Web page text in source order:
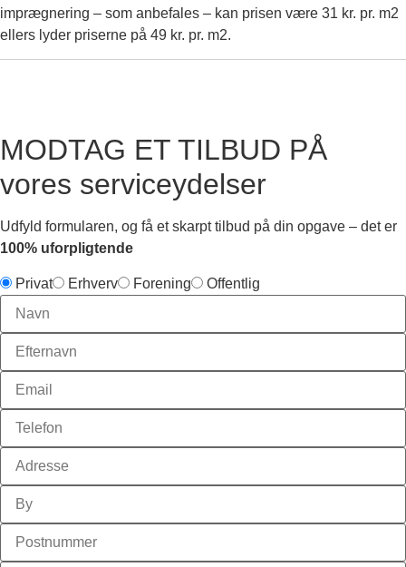
imprægnering – som anbefales – kan prisen være 31 kr. pr. m2
ellers lyder priserne på 49 kr. pr. m2.
MODTAG ET TILBUD PÅ
vores serviceydelser
Udfyld formularen, og få et skarpt tilbud på din opgave – det er
100% uforpligtende
Privat Erhverv Forening Offentlig